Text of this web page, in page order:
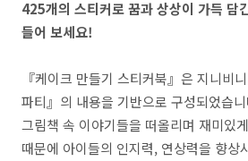
425개의 스티커로 꿈과 상상이 가득 담
들어 보세요!
『케이크 만들기 스티커북』은 지니비
파티』의 내용을 기반으로 구성되었습
그림책 속 이야기들을 떠올리며 재미있
때문에 아이들의 인지력, 연상력을 향상